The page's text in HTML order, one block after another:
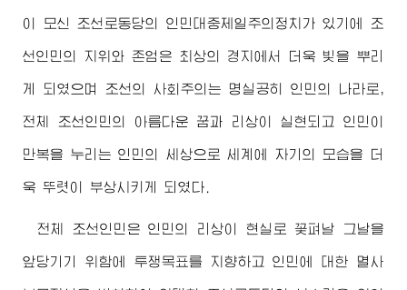
이 모신 조선로동당의 인민대중제일주의정치가 있기에 조
선인민의 지위와 존엄은 최상의 경지에서 더욱 빛을 뿌리
게 되였으며 조선의 사회주의는 명실공히 인민의 나라로,
전체 조선인민의 아름다운 꿈과 리상이 실현되고 인민이
만복을 누리는 인민의 세상으로 세계에 자기의 모습을 더
욱 뚜렷이 부상시키게 되였다.
전체 조선인민은 인민의 리상이 현실로 꽃펴날 그날을
앞당기기 위함에 투쟁목표를 지향하고 인민에 대한 멸사